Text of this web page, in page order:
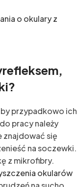
o okulary z
by przypadkowo ich
pracy należy
znajdować się
na soczewki.
z mikrofibry.
okularów